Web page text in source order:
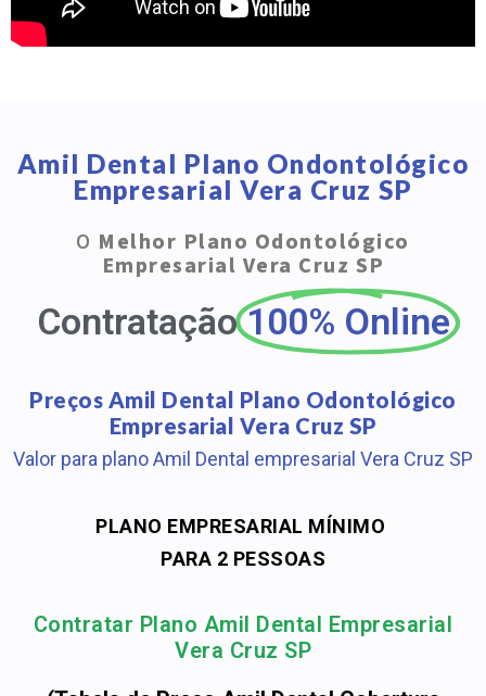
Amil Dental Plano Ondontológico
Empresarial Vera Cruz SP
O Melhor Plano Odontológico
Empresarial Vera Cruz SP
Contratação 100% Online
Preços Amil Dental Plano Odontológico
Empresarial Vera Cruz SP
Valor para plano Amil Dental empresarial Vera Cruz SP
PLANO EMPRESARIAL MÍNIMO
PARA 2 PESSOAS
Contratar Plano Amil Dental Empresarial
Vera Cruz SP